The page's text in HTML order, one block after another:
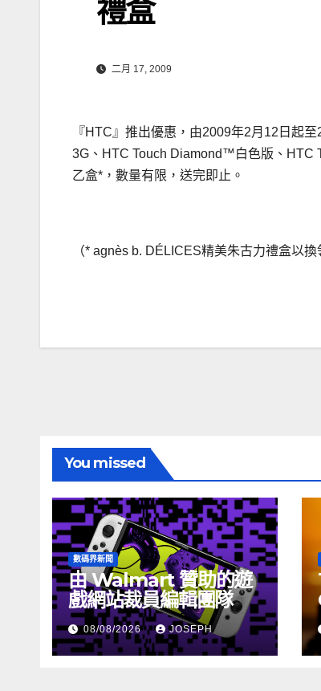
禮盒
二月 17, 2009
『HTC』推出優惠，由2009年2月12日起
3G、HTC Touch Diamond™白色版、
乙盒*，數量有限，送完即止。
（* agnès b. DÉLICES精美朱古力禮盒以換
You missed
數碼界新聞
由 Walmart 贊助的遊
戲網站裁員編輯團隊
08/08/2026 JOSEPH